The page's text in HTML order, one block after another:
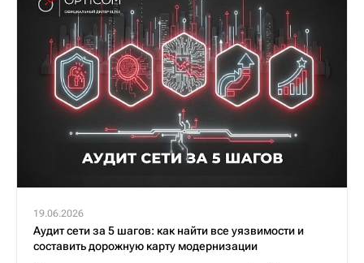
19.06.2026
Аудит сети за 5 шагов: как найти все уязвимости и
составить дорожную карту модернизации